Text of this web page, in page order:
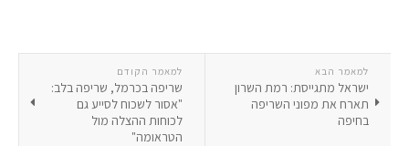
למאמר הקודם
שריפה בכרמל, שריפה בלב:
"אסור לשכוח לסייע גם
לכוחות ההצלה מול
הטראומה"
למאמר הבא
ישראל מתגייסת: רמת השרון
תארח את מפוני השריפה
בחיפה